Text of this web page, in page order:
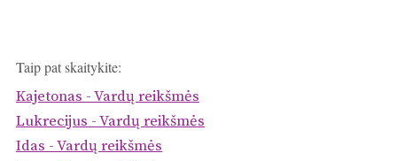
Taip pat skaitykite:
Kajetonas - Vardų reikšmės
Lukrecijus - Vardų reikšmės
Idas - Vardų reikšmės